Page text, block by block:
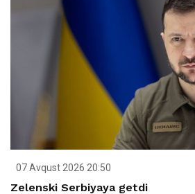
07 Avqust 2026 20:50
Zelenski Serbiyaya getdi